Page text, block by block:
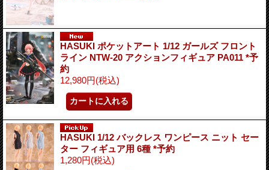
HASUKI ポケットアート 1/12 ガールズ フロント
ライン NTW-20 アクションフィギュア PA011 *予
約
12,980円(税込)
HASUKI 1/12 バックレス ワンピース ニット セー
ター フィギュア用 6種 *予約
1,280円(税込)